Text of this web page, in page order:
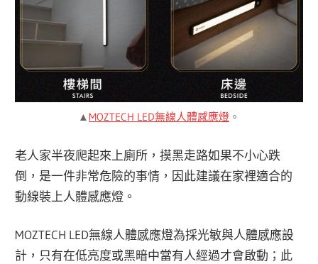
▲MOZTECH LED無線人體感應燈 。
老人家半夜爬起來上廁所，摸黑走路如果不小心跌
倒，是一件非常危險的事情，因此建議在家裡適合的
動線裝上人體感應燈。
MOZTECH LED無線人體感應燈為採光敏與人體感應設
計，只有在低亮度或黑暗中當有人經過才會啟動；此